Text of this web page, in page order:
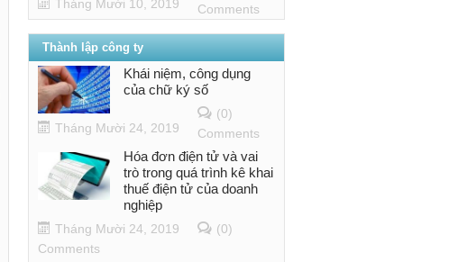
Tháng Mười 10, 2019
Comments
Thành lập công ty
Khái niệm, công dụng
của chữ ký số
Tháng Mười 24, 2019
(0)
Comments
Hóa đơn điện tử và vai
trò trong quá trình kê khai
thuế điện tử của doanh
nghiệp
Tháng Mười 24, 2019
(0)
Comments